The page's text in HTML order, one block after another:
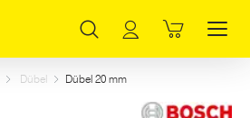
Dübel Dübel 20 mm